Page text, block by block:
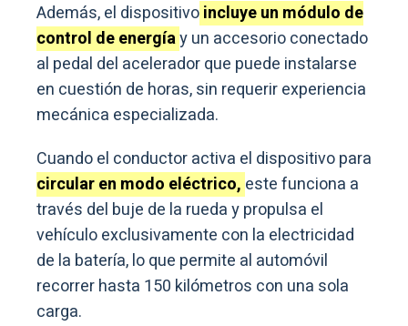
Además, el dispositivoincluye un módulo de
control de energíay un accesorio conectado
al pedal del acelerador que puede instalarse
en cuestión de horas, sin requerir experiencia
mecánica especializada.
Cuando el conductor activa el dispositivo para
circular en modo eléctrico, este funciona a
través del buje de la rueda y propulsa el
vehículo exclusivamente con la electricidad
de la batería, lo que permite al automóvil
recorrer hasta 150 kilómetros con una sola
carga.